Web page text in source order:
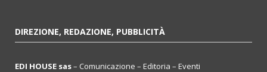
DIREZIONE, REDAZIONE, PUBBLICITÀ
EDI HOUSE sas– Comunicazione – Editoria – Eventi